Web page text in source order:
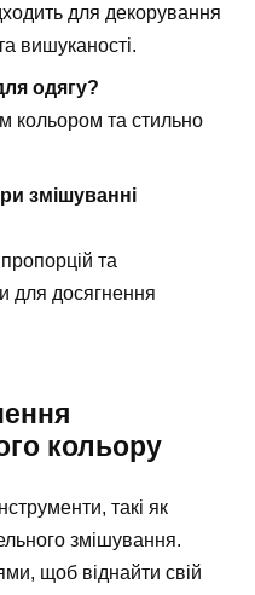
для декорування
вишуканості.
одягу?
кольором та стильно
змішуванні
та
для досягнення
кольору
такі як
змішування.
щоб віднайти свій